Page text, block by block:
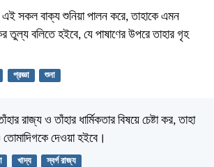
সকল বাক্য শুনিয়া পালন করে, তাহাকে এমন
তুল্য বলিতে হইবে, যে পাষাণের উপরে তাহার গৃহ
প্রজ্ঞা শুনা
রাজ্য ও তাঁহার ধার্মিকতার বিষয়ে চেষ্টা কর, তাহা
দেওয়া হইবে।
খাদ্য স্বর্গ রাজ্য